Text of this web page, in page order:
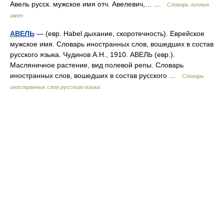
Авель русск. мужское имя отч. Авелевич,… …
Словарь личных
имен
АВЕЛЬ — (евр. Habel дыхание, скоротечность). Еврейское
мужское имя. Словарь иностранных слов, вошедших в состав
русского языка. Чудинов А.Н., 1910. АВЕЛЬ (евр.).
Масляничное растение, вид полевой репы. Словарь
иностранных слов, вошедших в состав русского …
Словарь
иностранных слов русского языка